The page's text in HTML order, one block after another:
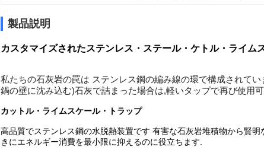
製品説明
カスタマイズされたステンレス・ステール・ケトル・ライム
私たちの石灰岩の罠は ステンレス鋼の編み線の環で構成されて
鍋の壁に沈み込む)石灰で詰まった場合は,軽いタップで再び使用
カットル・ライムスケール・トラップ
高品質でステンレス鋼の水脱熱装置です 有害な石灰岩堆積物から賢
きにエネルギー消費を最小限に抑えるのに役立ちます.